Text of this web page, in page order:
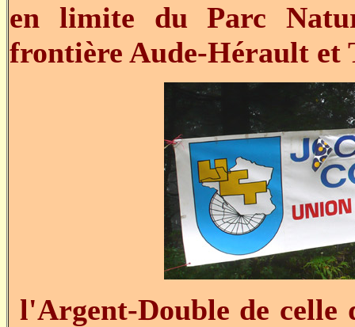
en limite du Parc
frontière Aude-Hérault et
l'Argent-Double de celle